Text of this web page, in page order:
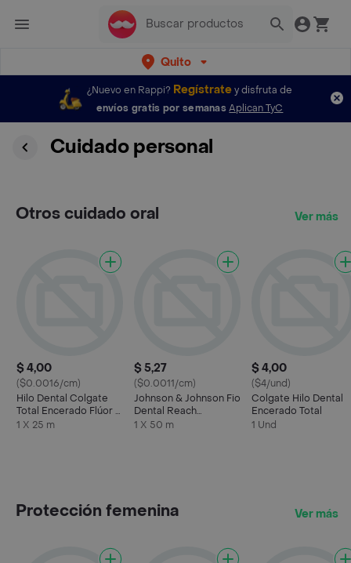
Quito
¿Nuevo en Rappi? Regístratey disfruta de
envíos gratis por semanas Aplican TyC
Cuidado personal
Otros cuidado oral Ver más
$ 4,00
($0.0016/cm)
Hilo Dental Colgate
Total Encerado Flúor y
Menta 25 m
1 X 25 m
$ 5,27
($0.0011/cm)
Johnson & Johnson Fio
Dental Reach
Expansión Plus
1 X 50 m
$ 4,00
($4/und)
Colgate Hilo Dental
Encerado Total
1 Und
Protección femenina Ver más